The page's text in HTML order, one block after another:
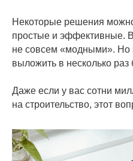
Некоторые решения
простые и эффективные.
не совсем «модными». Но
выложить в несколько раз
Даже если у вас сотни
на строительство, этот